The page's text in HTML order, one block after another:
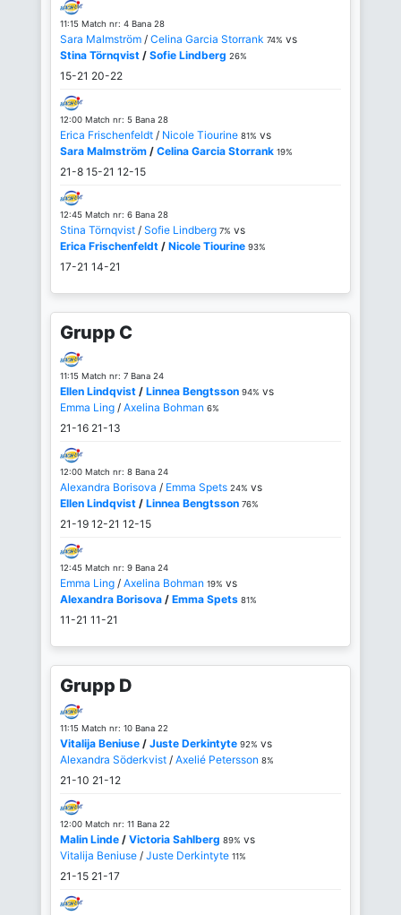
11:15 Match nr: 4 Bana 28
Sara Malmström / Celina Garcia Storrank 74% vs
Stina Törnqvist / Sofie Lindberg 26%
15-21 20-22
12:00 Match nr: 5 Bana 28
Erica Frischenfeldt / Nicole Tiourine 81% vs
Sara Malmström / Celina Garcia Storrank 19%
21-8 15-21 12-15
12:45 Match nr: 6 Bana 28
Stina Törnqvist / Sofie Lindberg 7% vs
Erica Frischenfeldt / Nicole Tiourine 93%
17-21 14-21
Grupp C
11:15 Match nr: 7 Bana 24
Ellen Lindqvist / Linnea Bengtsson 94% vs
Emma Ling / Axelina Bohman 6%
21-16 21-13
12:00 Match nr: 8 Bana 24
Alexandra Borisova / Emma Spets 24% vs
Ellen Lindqvist / Linnea Bengtsson 76%
21-19 12-21 12-15
12:45 Match nr: 9 Bana 24
Emma Ling / Axelina Bohman 19% vs
Alexandra Borisova / Emma Spets 81%
11-21 11-21
Grupp D
11:15 Match nr: 10 Bana 22
Vitalija Beniuse / Juste Derkintyte 92% vs
Alexandra Söderkvist / Axelié Petersson 8%
21-10 21-12
12:00 Match nr: 11 Bana 22
Malin Linde / Victoria Sahlberg 89% vs
Vitalija Beniuse / Juste Derkintyte 11%
21-15 21-17